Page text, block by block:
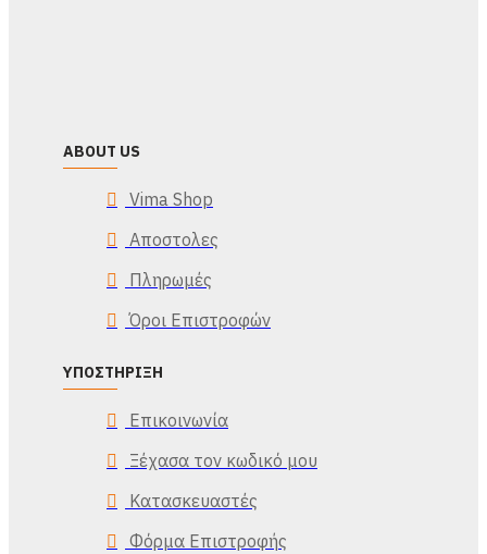
ABOUT US
Vima Shop
Αποστολες
Πληρωμές
Όροι Επιστροφών
ΥΠΟΣΤΉΡΙΞΗ
Επικοινωνία
Ξέχασα τον κωδικό μου
Κατασκευαστές
Φόρμα Επιστροφής